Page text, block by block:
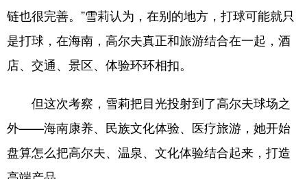
链也很完善。”雪莉认为，在别的地方，打球可能就只
是打球，在海南，高尔夫真正和旅游结合在一起，酒
店、交通、景区、体验环环相扣。
但这次考察，雪莉把目光投射到了高尔夫球场之
外——海南康养、民族文化体验、医疗旅游，她开始
盘算怎么把高尔夫、温泉、文化体验结合起来，打造